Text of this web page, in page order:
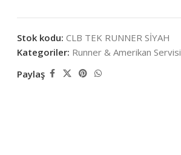
Stok kodu: CLB TEK RUNNER SİYAH
Kategoriler: Runner & Amerikan Servisi
Paylaş